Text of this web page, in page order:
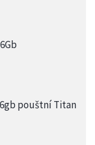
pouštní Titan